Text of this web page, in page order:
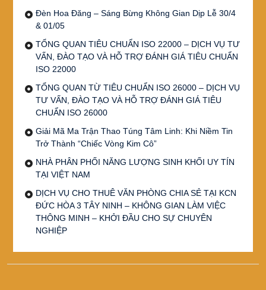
Đèn Hoa Đăng – Sáng Bừng Không Gian Dịp Lễ 30/4
& 01/05
TỔNG QUAN TIÊU CHUẨN ISO 22000 – DỊCH VỤ TƯ
VẤN, ĐÀO TẠO VÀ HỖ TRỢ ĐÁNH GIÁ TIÊU CHUẨN
ISO 22000
TỔNG QUAN TỪ TIÊU CHUẨN ISO 26000 – DỊCH VỤ
TƯ VẤN, ĐÀO TẠO VÀ HỖ TRỢ ĐÁNH GIÁ TIÊU
CHUẨN ISO 26000
Giải Mã Ma Trận Thao Túng Tâm Linh: Khi Niềm Tin
Trở Thành “Chiếc Vòng Kim Cô”
NHÀ PHÂN PHỐI NĂNG LƯỢNG SINH KHỐI UY TÍN
TẠI VIỆT NAM
DỊCH VỤ CHO THUÊ VĂN PHÒNG CHIA SẺ TẠI KCN
ĐỨC HÒA 3 TÂY NINH – KHÔNG GIAN LÀM VIỆC
THÔNG MINH – KHỞI ĐẦU CHO SỰ CHUYÊN
NGHIỆP